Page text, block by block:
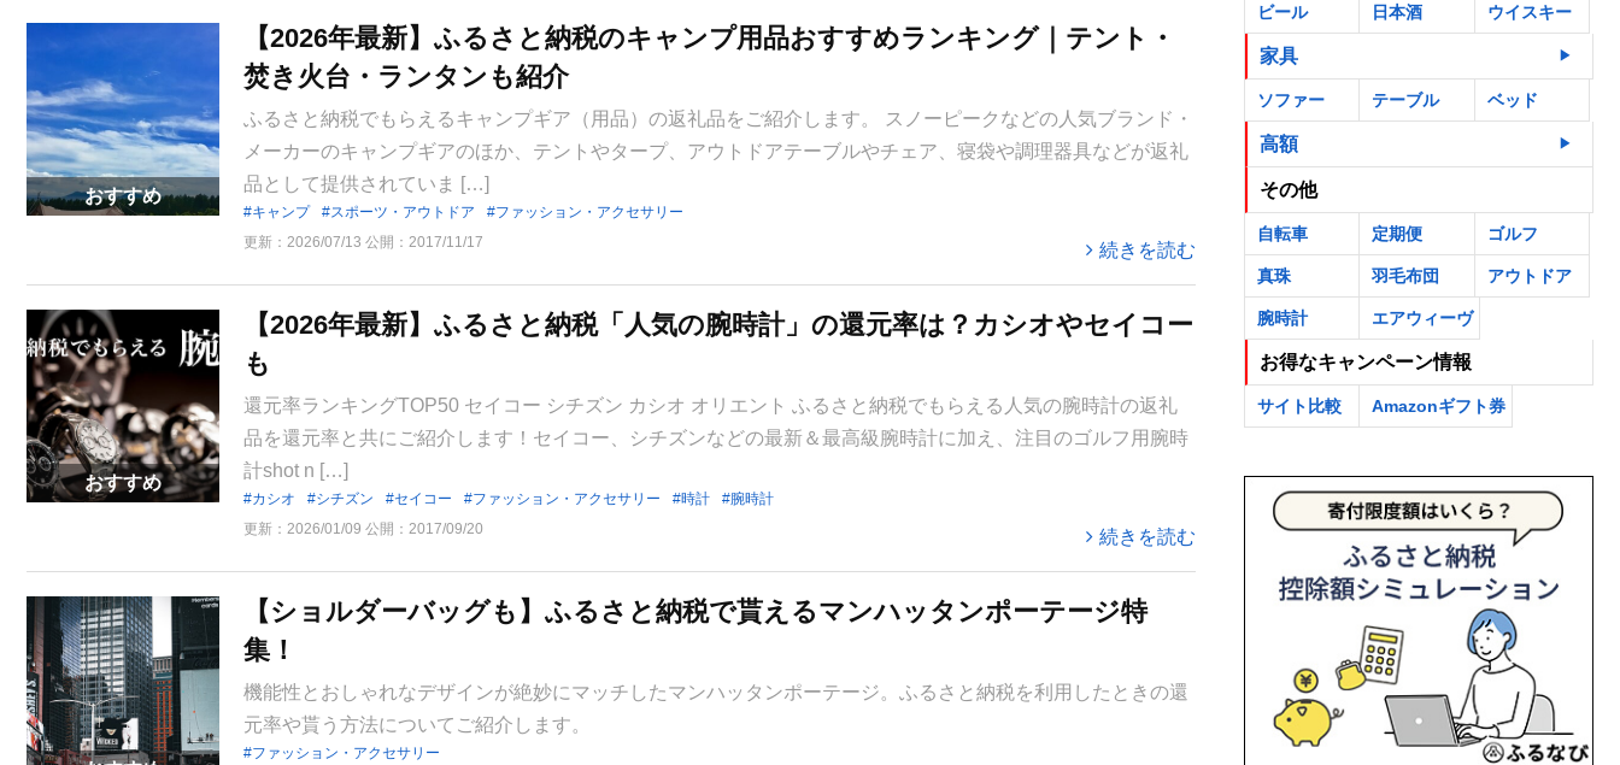
【2026年最新】ふるさと納税のキャンプ用品おすすめランキング｜テント・
焚き火台・ランタンも紹介
ふるさと納税でもらえるキャンプギア（用品）の返礼品をご紹介します。 スノーピークなどの人気ブランド・
メーカーのキャンプギアのほか、テントやタープ、アウトドアテーブルやチェア、寝袋や調理器具などが返礼
品として提供されていま […]
キャンプ スポーツ・アウトドア
ファッション・アクセサリー
更新： 2026/07/13 公開： 2017/11/17 続きを読む
おすすめ
【2026年最新】ふるさと納税「人気の腕時計」の還元率は？カシオやセイコー
も
還元率ランキングTOP50 セイコー シチズン カシオ オリエント ふるさと納税でもらえる人気の腕時計の返礼
品を還元率と共にご紹介します！セイコー、シチズンなどの最新＆最高級腕時計に加え、注目のゴルフ用腕時
計shot n […]
カシオ シチズン セイコー ファッション・アクセサリー 時計
腕時計
更新： 2026/01/09 公開： 2017/09/20 続きを読む
おすすめ
【ショルダーバッグも】ふるさと納税で貰えるマンハッタンポーテージ特
集！
機能性とおしゃれなデザインが絶妙にマッチしたマンハッタンポーテージ。ふるさと納税を利用したときの還
元率や貰う方法についてご紹介します。
ファッション・アクセサリー
ビール 日本酒 ウイスキー
家具
ソファー テーブル ベッド
高額
その他
自転車 定期便 ゴルフ
真珠 羽毛布団 アウトドア
腕時計 エアウィーヴ
お得なキャンペーン情報
サイト比較 Amazonギフト券